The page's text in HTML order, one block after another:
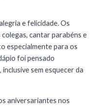
e felicidade. Os
cantar parabéns e
especialmente para os
foi pensado
sem esquecer da
aniversariantes nos